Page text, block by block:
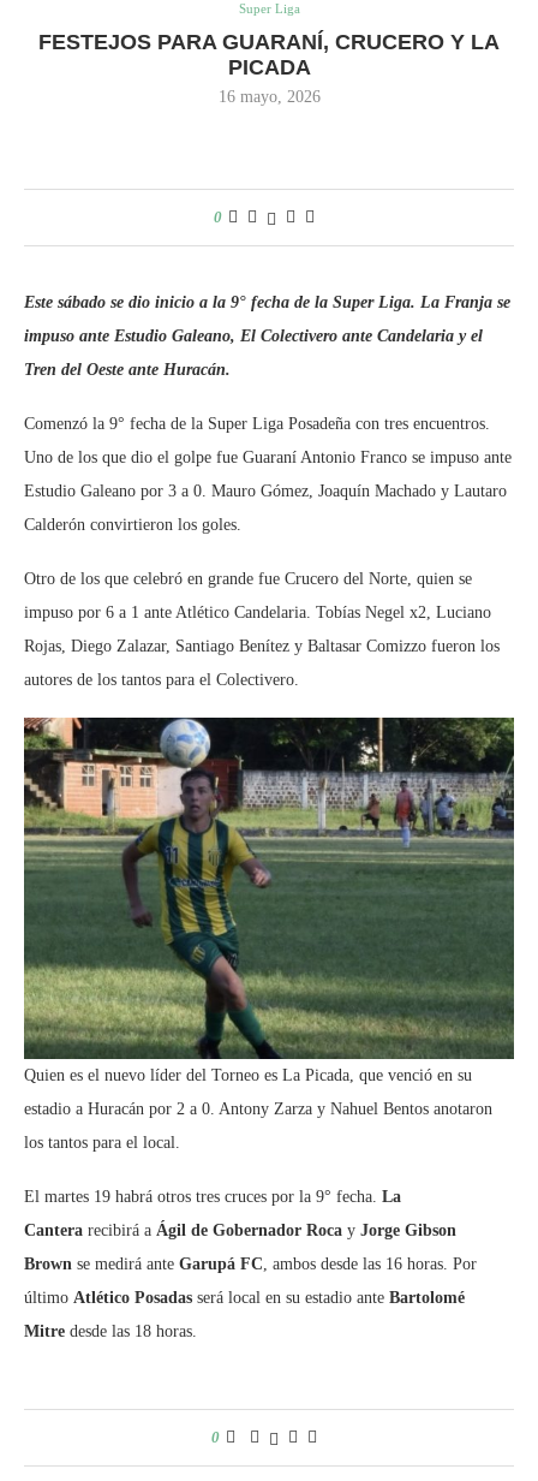
Super Liga
FESTEJOS PARA GUARANÍ, CRUCERO Y LA
PICADA
16 mayo, 2026
0
Este sábado se dio inicio a la 9° fecha de la Super Liga. La Franja se
impuso ante Estudio Galeano, El Colectivero ante Candelaria y el
Tren del Oeste ante Huracán.
Comenzó la 9° fecha de la Super Liga Posadeña con tres encuentros.
Uno de los que dio el golpe fue Guaraní Antonio Franco se impuso ante
Estudio Galeano por 3 a 0. Mauro Gómez, Joaquín Machado y Lautaro
Calderón convirtieron los goles.
Otro de los que celebró en grande fue Crucero del Norte, quien se
impuso por 6 a 1 ante Atlético Candelaria. Tobías Negel x2, Luciano
Rojas, Diego Zalazar, Santiago Benítez y Baltasar Comizzo fueron los
autores de los tantos para el Colectivero.
Quien es el nuevo líder del Torneo es La Picada, que venció en su
estadio a Huracán por 2 a 0. Antony Zarza y Nahuel Bentos anotaron
los tantos para el local.
El martes 19 habrá otros tres cruces por la 9° fecha. La
Cantera recibirá a Ágil de Gobernador Roca y Jorge Gibson
Brown se medirá ante Garupá FC , ambos desde las 16 horas. Por
último Atlético Posadas será local en su estadio ante Bartolomé
Mitre desde las 18 horas.
0